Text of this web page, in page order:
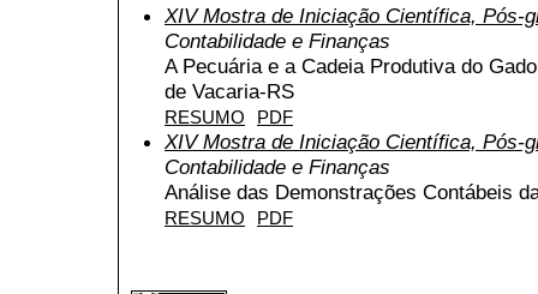
XIV Mostra de Iniciação Científica, Pós-
Contabilidade e Finanças
A Pecuária e a Cadeia Produtiva do
de Vacaria-RS
RESUMO PDF
XIV Mostra de Iniciação Científica, Pós-
Contabilidade e Finanças
Análise das Demonstrações Contábeis
RESUMO PDF